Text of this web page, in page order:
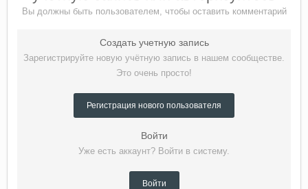
Вы должны быть пользователем, чтобы оставить комментарий
Создать учетную запись
Зарегистрируйте новую учётную запись в нашем сообществе.
Это очень просто!
Регистрация нового пользователя
Войти
Уже есть аккаунт? Войти в систему.
Войти